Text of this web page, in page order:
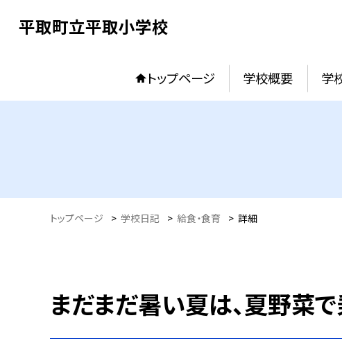
平取町立平取小学校
トップページ 学校概要 学
トップページ > 学校日記 > 給食・食育 > 詳細
まだまだ暑い夏は、夏野菜で